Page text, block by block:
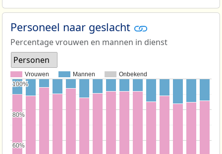
Personeel naar geslacht
Percentage vrouwen en mannen in dienst
Personen
Vrouwen Mannen Onbekend
60%
60%
80%
80%
100%
100%